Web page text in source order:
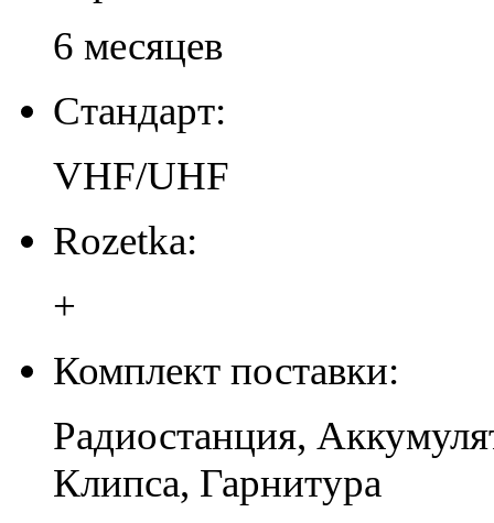
6 месяцев
Стандарт:
VHF/UHF
Rozetka:
+
Комплект поставки:
Радиостанция,
Клипса, Гарнитура